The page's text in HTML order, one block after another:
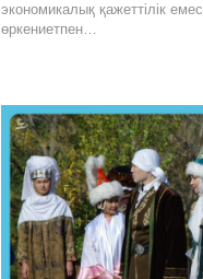
экономикалық қажеттілік
өркениетпен…